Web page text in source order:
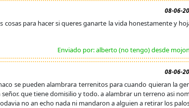
08-06-
para hacer si queres ganarte la vida honestamente y
Enviado por: alberto (no tengo) desde
08-06-
se pueden alambrara terrenitos para cuando quieran la
que tiene domisilio y todo. a alambrar un terreno asi
no an echo nada ni mandaron a alguien a retirar los